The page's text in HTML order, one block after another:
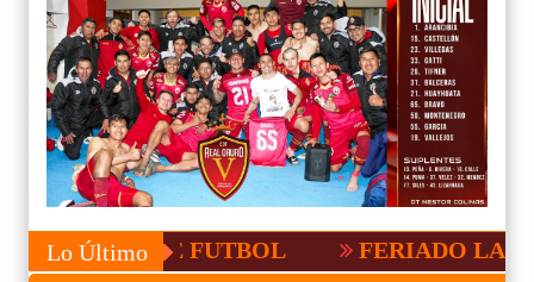
Lo Último
DE FUTBOL FERIADO LARGO EN